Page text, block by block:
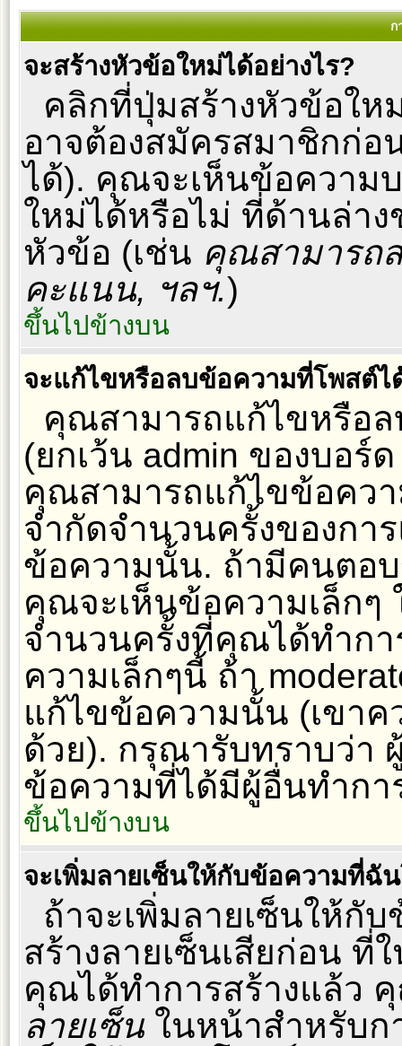
ก
จะสร้างหัวข้อใหม่ได้อย่างไร?
คลิกที่ปุ่มสร้างหัวข้อให
อาจต้องสมัครสมาชิกก่อ
ได้). คุณจะเห็นข้อความ
ใหม่ได้หรือไม่ ที่ด้านล่า
หัวข้อ (เช่น คุณสามารถ
คะแนน, ฯลฯ.)
ขึ้นไปข้างบน
จะแก้ไขหรือลบข้อความที่โพสต์ไ
คุณสามารถแก้ไขหรือ
(ยกเว้น admin ของบอร์
คุณสามารถแก้ไขข้อคว
จำกัดจำนวนครั้งของก
ข้อความนั้น. ถ้ามีคนตอ
คุณจะเห็นข้อความเล็ก
จำนวนครั้งที่คุณได้ทำก
ความเล็กๆนี้ ถ้า
แก้ไขข้อความนั้น (เขาค
ด้วย). กรุณารับทราบว่า
ข้อความที่ได้มีผู้อื่นทำกา
ขึ้นไปข้างบน
จะเพิ่มลายเซ็นให้กับข้อความที่ฉั
ถ้าจะเพิ่มลายเซ็นให้
สร้างลายเซ็นเสียก่อน
คุณได้ทำการสร้างแล้ว
ลายเซ็น ในหน้าสำหรับก